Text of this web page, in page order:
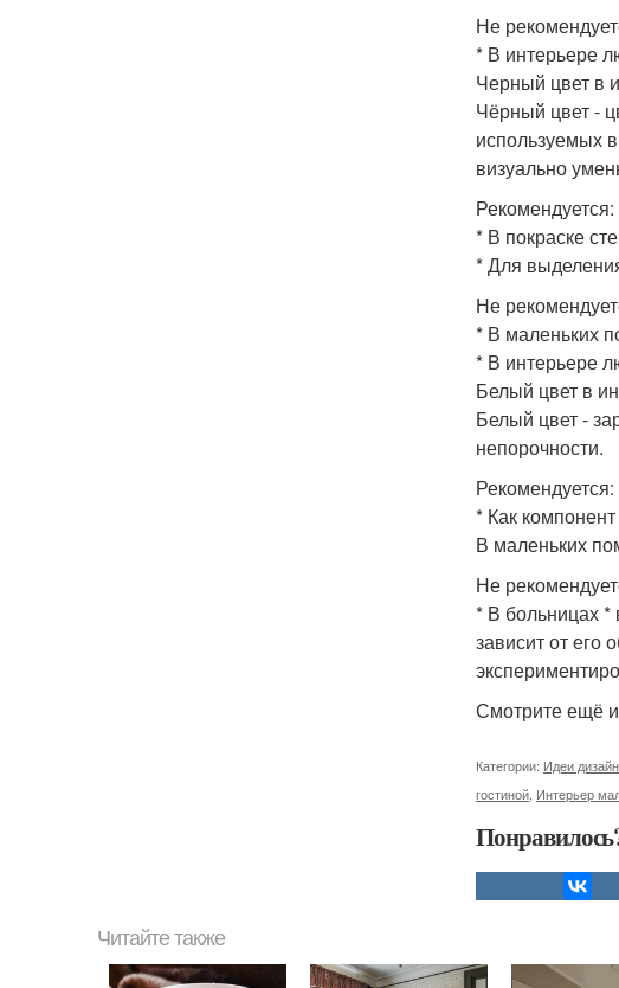
Не
* В интерьере
Черный цвет в
Чёрный цвет -
используемых
визуально
Рекомендуется:
* В покраске
* Для
Не
* В маленьких
* В интерьере
Белый цвет в
Белый цвет -
непорочности.
Рекомендуется:
* Как
В маленьких
Не
* В больницах *
зависит от его
Смотрите ещё
Категории: Идеи
гостиной Интерьер
Читайте также